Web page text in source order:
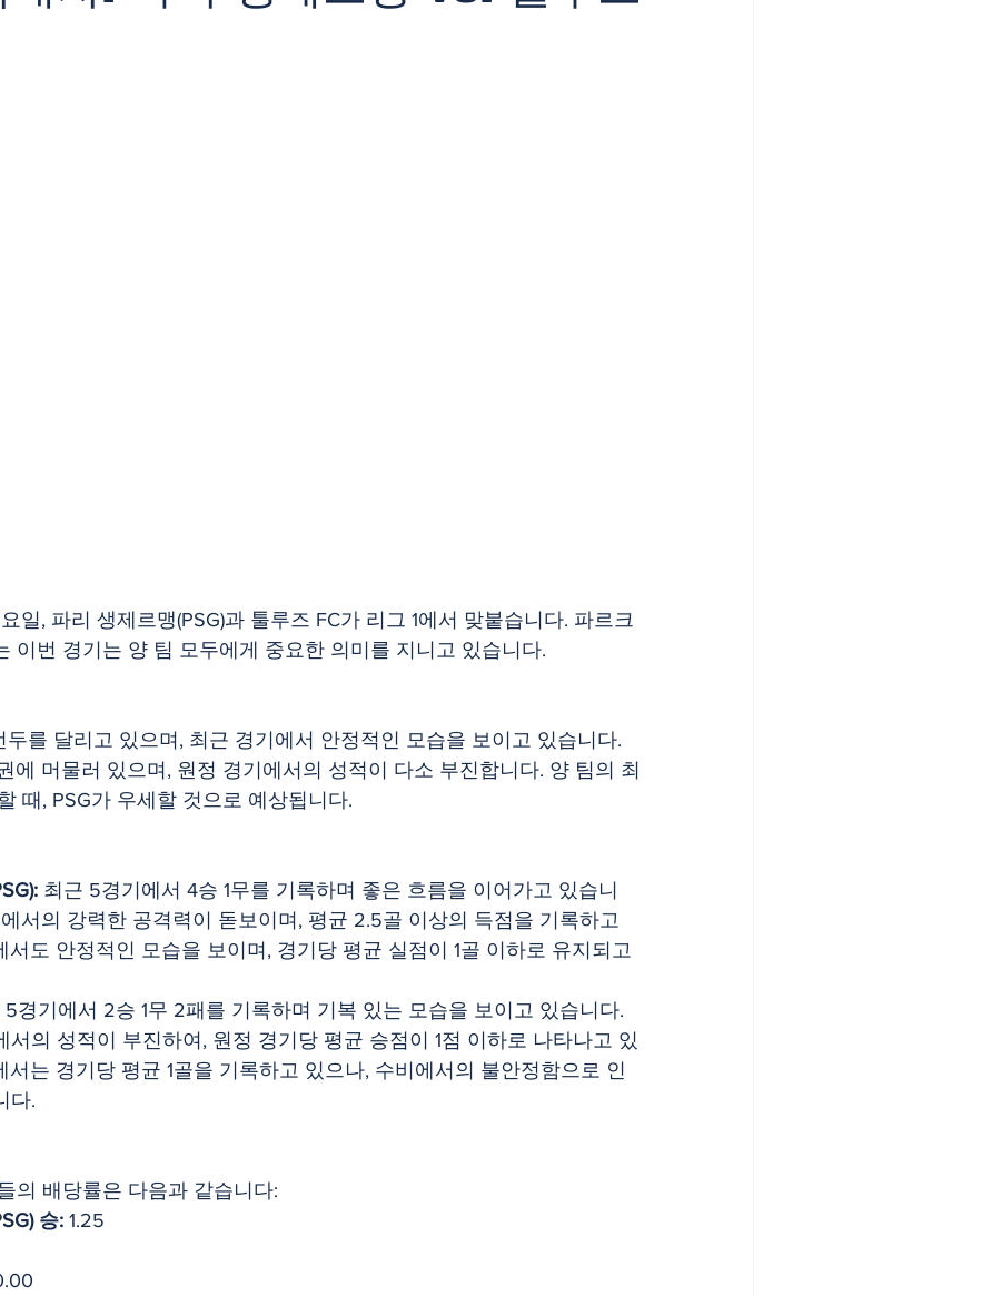
일, 파리 생제르맹(PSG)과 툴루즈 FC가 리그 1에서 맞붙습니다. 파르크
이번 경기는 양 팀 모두에게 중요한 의미를 지니고 있습니다.
두를 달리고 있으며, 최근 경기에서 안정적인 모습을 보이고 있습니다.
에 머물러 있으며, 원정 경기에서의 성적이 다소 부진합니다. 양 팀의 최
때, PSG가 우세할 것으로 예상됩니다.
최근 5경기에서 4승 1무를 기록하며 좋은 흐름을 이어가고 있습니
서의 강력한 공격력이 돋보이며, 평균 2.5골 이상의 득점을 기록하고
서도 안정적인 모습을 보이며, 경기당 평균 실점이 1골 이하로 유지되고
5경기에서 2승 1무 2패를 기록하며 기복 있는 모습을 보이고 있습니다.
서의 성적이 부진하여, 원정 경기당 평균 승점이 1점 이하로 나타나고 있
서는 경기당 평균 1골을 기록하고 있으나, 수비에서의 불안정함으로 인
다.
의 배당률은 다음과 같습니다:
승: 1.25